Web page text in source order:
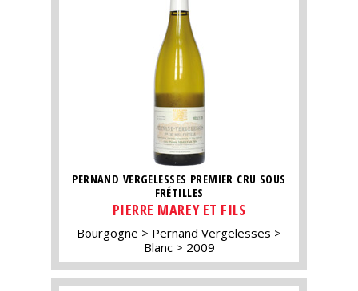
PERNAND VERGELESSES PREMIER CRU SOUS
FRÉTILLES
PIERRE MAREY ET FILS
Bourgogne
Pernand Vergelesses
Blanc
2009